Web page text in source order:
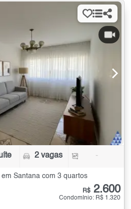
2 vagas -
Santana com 3 quartos
R$ 2.600
Condomínio: R$ 1.320